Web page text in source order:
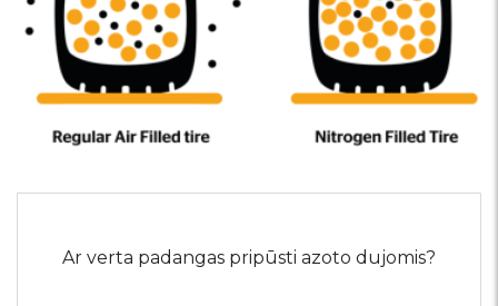
Ar verta padangas pripūsti azoto dujomis?